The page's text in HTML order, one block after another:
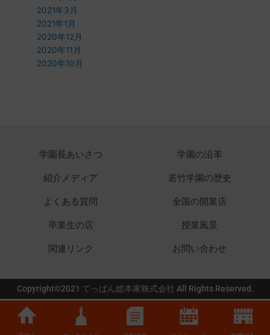
2021年3月
2021年1月
2020年12月
2020年11月
2020年10月
学園長あいさつ 学園の沿革
紹介メディア 若竹学園の歴史
よくある質問 全国の開業店
卒業生の店 授業風景
関連リンク お問い合わせ
Copyright©2021 てっぱん総本家株式会社 All Rights Reserved.